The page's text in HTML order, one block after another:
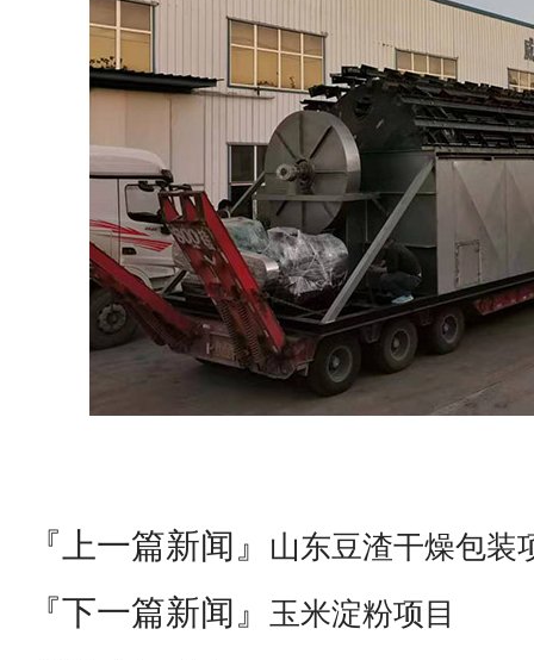
『上一篇新闻』 山东豆渣干燥包装
『下一篇新闻』
玉米淀粉项目